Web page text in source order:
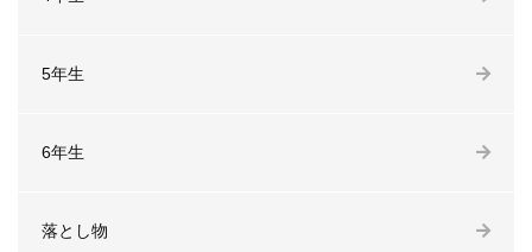
5年生
6年生
落とし物